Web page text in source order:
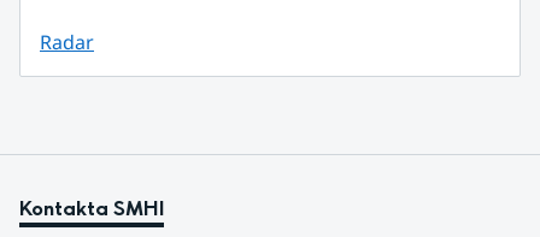
Radar
Kontakta SMHI